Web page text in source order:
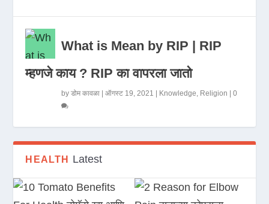
What is Mean by RIP | RIP
म्हणजे काय ? RIP का वापरला जातो
byडोम कावळा |ऑगस्ट 19, 2021 Knowledge, Religion |0
HEALTH Latest